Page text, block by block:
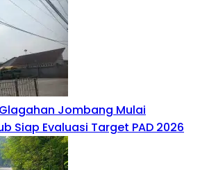
Jombang Mulai
Siap Evaluasi Target PAD 2026